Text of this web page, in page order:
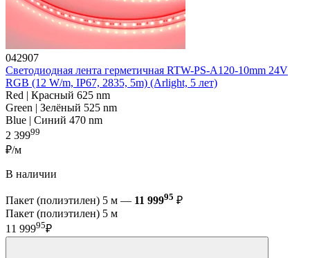
042907
Светодиодная лента герметичная RTW-PS-A120-10mm 24V
RGB (12 W/m, IP67, 2835, 5m) (Arlight, 5 лет)
Red | Красный 625 nm
Green | Зелёный 525 nm
Blue | Синий 470 nm
2 39999
₽/м
В наличии
Пакет (полиэтилен) 5 м — 11 99995 ₽
Пакет (полиэтилен) 5 м
11 99995₽